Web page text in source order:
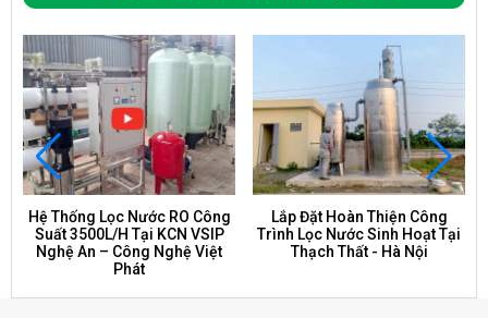
Hệ Thống Lọc Nước RO Công
Suất 3500L/H Tại KCN VSIP
Nghệ An – Công Nghệ Việt
Phát
Lắp Đặt Hoàn Thiện Công
Trình Lọc Nước Sinh Hoạt Tại
Thạch Thất - Hà Nội